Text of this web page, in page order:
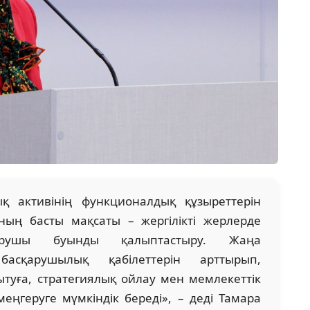
функционалдық құзыреттерін
басты мақсаты – жергілікті жерлерде
буынды қалыптастыру. Жаңа
қабілеттерін арттырып,
стратегиялық ойлау мен мемлекеттік
мүмкіндік береді», – деді Тамара